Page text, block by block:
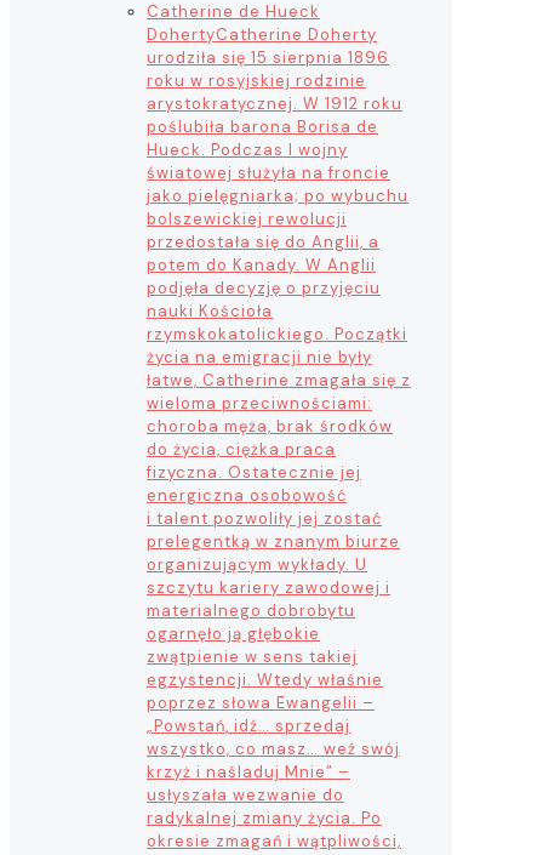
Catherine de Hueck
DohertyCatherine Doherty
urodziła się 15 sierpnia 1896
roku w rosyjskiej rodzinie
arystokratycznej. W 1912 roku
poślubiła barona Borisa de
Hueck. Podczas I wojny
światowej służyła na froncie
jako pielęgniarka; po wybuchu
bolszewickiej rewolucji
przedostała się do Anglii, a
potem do Kanady. W Anglii
podjęła decyzję o przyjęciu
nauki Kościoła
rzymskokatolickiego. Początki
życia na emigracji nie były
łatwe, Catherine zmagała się z
wieloma przeciwnościami:
choroba męża, brak środków
do życia, ciężka praca
fizyczna. Ostatecznie jej
energiczna osobowość
i talent pozwoliły jej zostać
prelegentką w znanym biurze
organizującym wykłady. U
szczytu kariery zawodowej i
materialnego dobrobytu
ogarnęło ją głębokie
zwątpienie w sens takiej
egzystencji. Wtedy właśnie
poprzez słowa Ewangelii –
„Powstań, idź… sprzedaj
wszystko, co masz… weź swój
krzyż i naśladuj Mnie” –
usłyszała wezwanie do
radykalnej zmiany życia. Po
okresie zmagań i wątpliwości,